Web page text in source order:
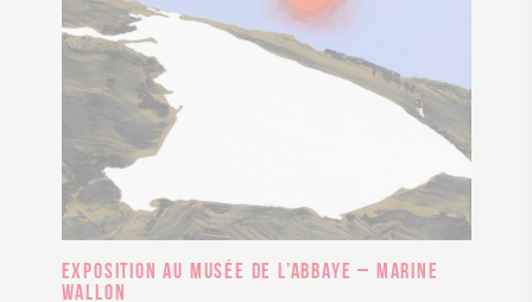
Exposition au Musée de l’Abbaye – Marine
Wallon